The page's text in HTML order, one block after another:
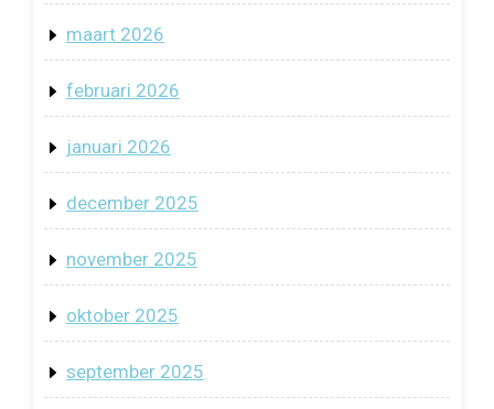
maart 2026
februari 2026
januari 2026
december 2025
november 2025
oktober 2025
september 2025